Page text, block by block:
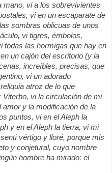
mano, vi a los sobrevivientes
vi en un escaparate de
sombras oblicuas de unos
vi tigres, émbolos,
todas las hormigas que hay en
un cajón del escritorio (y la
increíbles, precisas, que
vi un adorado
atroz de lo que
vi la circulación de mi
y la modificación de la
puntos, vi en el Aleph la
y en el Aleph la tierra, vi mi
vértigo y lloré, porque mis
y conjetural, cuyo nombre
hombre ha mirado: el